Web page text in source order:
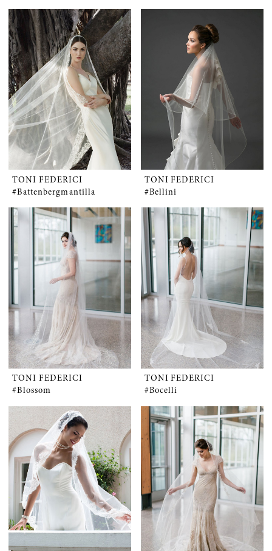
TONI FEDERICI
#Battenbergmantilla
TONI FEDERICI
#Bellini
TONI FEDERICI
#Blossom
TONI FEDERICI
#Bocelli